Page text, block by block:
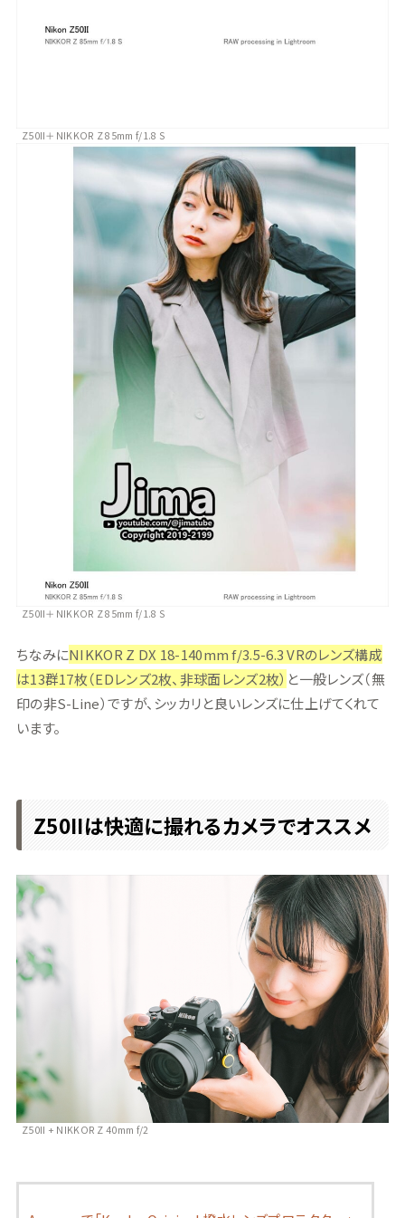
Z50II＋NIKKOR Z 85mm f/1.8 S
Z50II＋NIKKOR Z 85mm f/1.8 S
ちなみにNIKKOR Z DX 18-140mm f/3.5-6.3 VRのレンズ構成
は13群17枚（EDレンズ2枚、非球面レンズ2枚） と一般レンズ（無
印の非S-Line）ですが、シッカリと良いレンズに仕上げてくれて
います。
Z50IIは快適に撮れるカメラでオススメ
Z50II + NIKKOR Z 40mm f/2